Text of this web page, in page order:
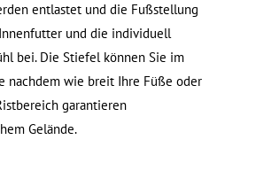
entlastet und die Fußstellung
und die individuell
bei. Die Stiefel können Sie im
nachdem wie breit Ihre Füße oder
garantieren
Gelände.